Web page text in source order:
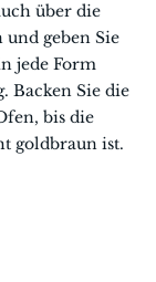
über die
geben Sie
jede Form
Backen Sie die
bis die
goldbraun ist.